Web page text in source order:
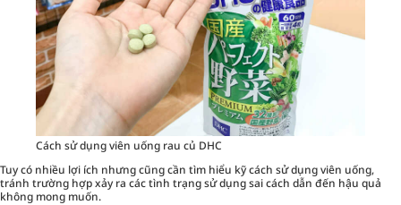
Cách sử dụng viên uống rau củ DHC
Tuy có nhiều lợi ích nhưng cũng cần tìm hiểu kỹ cách sử dụng viên uống,
tránh trường hợp xảy ra các tình trạng sử dụng sai cách dẫn đến hậu quả
không mong muốn.